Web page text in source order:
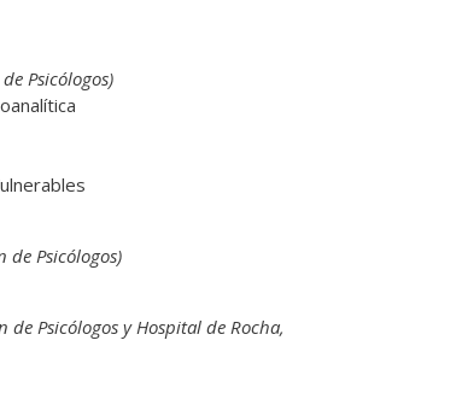
Psicólogos)
Psicólogos)
Psicólogos y Hospital de Rocha,